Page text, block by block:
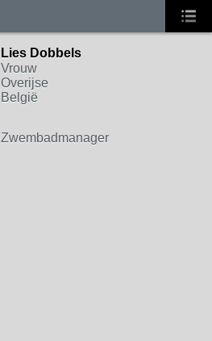
Lies Dobbels
Vrouw
Overijse
België
Zwembadmanager